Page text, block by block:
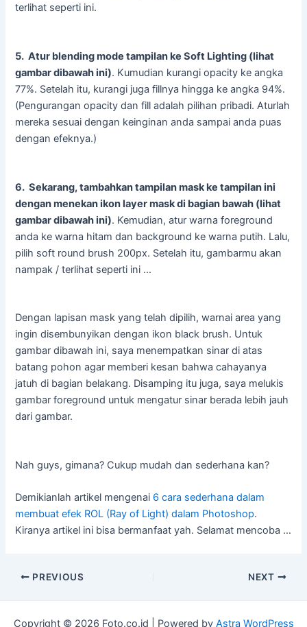
terlihat seperti ini.
5. Atur blending mode tampilan ke Soft Lighting (lihat
gambar dibawah ini). Kumudian kurangi opacity ke angka
77%. Setelah itu, kurangi juga fillnya hingga ke angka 94%.
(Pengurangan opacity dan fill adalah pilihan pribadi. Aturlah
mereka sesuai dengan keinginan anda sampai anda puas
dengan efeknya.)
6. Sekarang, tambahkan tampilan mask ke tampilan ini
dengan menekan ikon layer mask di bagian bawah (lihat
gambar dibawah ini). Kemudian, atur warna foreground
anda ke warna hitam dan background ke warna putih. Lalu,
pilih soft round brush 200px. Setelah itu, gambarmu akan
nampak / terlihat seperti ini …
Dengan lapisan mask yang telah dipilih, warnai area yang
ingin disembunyikan dengan ikon black brush. Untuk
gambar dibawah ini, saya menempatkan sinar di atas
batang pohon agar memberi kesan bahwa cahayanya
jatuh di bagian belakang. Disamping itu juga, saya melukis
gambar foreground untuk mengatur sinar berada lebih jauh
dari gambar.
Nah guys, gimana? Cukup mudah dan sederhana kan?
Demikianlah artikel mengenai 6 cara sederhana dalam
membuat efek ROL (Ray of Light) dalam Photoshop.
Kiranya artikel ini bisa bermanfaat yah. Selamat mencoba …
Post
PREVIOUS NEXT
Copyright © 2026 Foto.co.id | Powered by Astra WordPress